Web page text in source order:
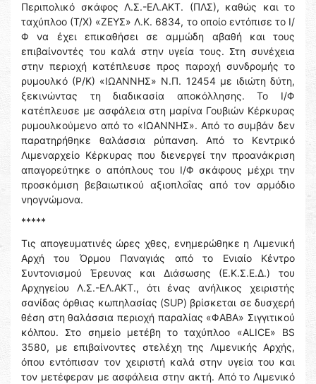
Περιπολικό σκάφος Λ.Σ.-ΕΛ.ΑΚΤ. (ΠΛΣ), καθώς και το
ταχύπλοο (Τ/Χ) «ΖΕΥΣ» Λ.Κ. 6834, το οποίο εντόπισε το Ι/
Φ να έχει επικαθήσει σε αμμώδη αβαθή και τους
επιβαίνοντές του καλά στην υγεία τους. Στη συνέχεια
στην περιοχή κατέπλευσε προς παροχή συνδρομής το
ρυμουλκό (Ρ/Κ) «ΙΩΑΝΝΗΣ» Ν.Π. 12454 με ιδιώτη δύτη,
ξεκινώντας τη διαδικασία αποκόλλησης. Το Ι/Φ
κατέπλευσε με ασφάλεια στη μαρίνα Γουβιών Κέρκυρας
ρυμουλκούμενο από το «ΙΩΑΝΝΗΣ». Από το συμβάν δεν
παρατηρήθηκε θαλάσσια ρύπανση. Από το Κεντρικό
Λιμεναρχείο Κέρκυρας που διενεργεί την προανάκριση
απαγορεύτηκε ο απόπλους του Ι/Φ σκάφους μέχρι την
προσκόμιση βεβαιωτικού αξιοπλοΐας από τον αρμόδιο
νηογνώμονα.
*****
Τις απογευματινές ώρες χθες, ενημερώθηκε η Λιμενική
Αρχή του Όρμου Παναγιάς από το Ενιαίο Κέντρο
Συντονισμού Έρευνας και Διάσωσης (Ε.Κ.Σ.Ε.Δ.) του
Αρχηγείου Λ.Σ.-ΕΛ.ΑΚΤ., ότι ένας ανήλικος χειριστής
σανίδας όρθιας κωπηλασίας (SUP) βρίσκεται σε δυσχερή
θέση στη θαλάσσια περιοχή παραλίας «ΦΑΒΑ» Σιγγιτικού
κόλπου. Στο σημείο μετέβη το ταχύπλοο «ALICE» BS
3580, με επιβαίνοντες στελέχη της Λιμενικής Αρχής,
όπου εντόπισαν τον χειριστή καλά στην υγεία του και
τον μετέφεραν με ασφάλεια στην ακτή. Από το Λιμενικό